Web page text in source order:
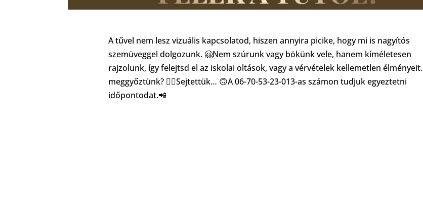
A tűvel nem lesz vizuális kapcsolatod, hiszen annyira picike, hogy mi is nagyítós
szemüveggel dolgozunk. 🤗Nem szúrunk vagy bökünk vele, hanem kíméletesen
rajzolunk, így felejtsd el az iskolai oltások, vagy a vérvételek kellemetlen élményeit.
meggyőztünk? 💁‍♀️Sejtettük… 🙃A 06-70-53-23-013-as számon tudjuk egyeztetni
időpontodat.📲